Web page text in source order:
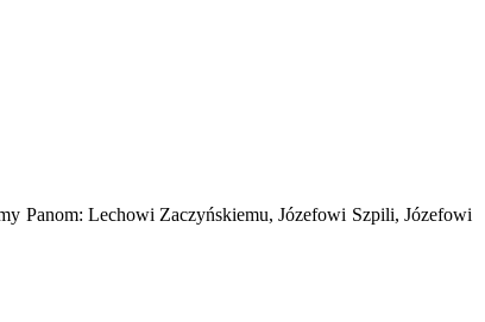
Panom: Lechowi Zaczyńskiemu, Józefowi Szpili, Józefowi